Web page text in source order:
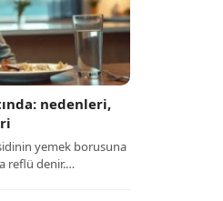
nedenleri,
yemek borusuna
reflü denir.…